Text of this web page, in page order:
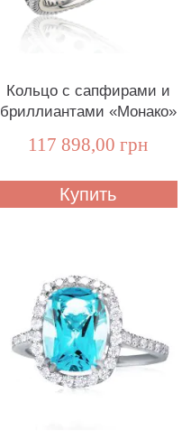
Кольцо с сапфирами и
бриллиантами «Монако»
117 898,00 грн
Купить